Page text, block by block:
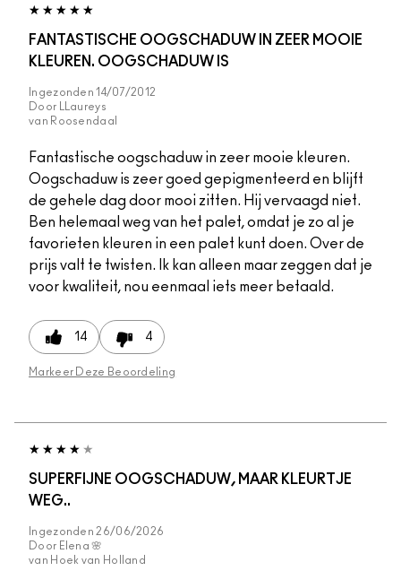
FANTASTISCHE OOGSCHADUW IN ZEER MOOIE
KLEUREN. OOGSCHADUW IS
Ingezonden14/07/2012
Door
LLaureys
van Roosendaal
Fantastische oogschaduw in zeer mooie kleuren.
Oogschaduw is zeer goed gepigmenteerd en blijft
de gehele dag door mooi zitten. Hij vervaagd niet.
Ben helemaal weg van het palet, omdat je zo al je
favorieten kleuren in een palet kunt doen. Over de
prijs valt te twisten. Ik kan alleen maar zeggen dat je
voor kwaliteit, nou eenmaal iets meer betaald.
14 4
Markeer Deze Beoordeling
SUPERFIJNE OOGSCHADUW, MAAR KLEURTJE
WEG..
Ingezonden 26/06/2026
Door Elena 🌸
van Hoek van Holland